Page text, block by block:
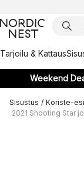
Tarjoilu & Kattaus
Weekend
Sisustus / Koriste-
2021 Shooting Star